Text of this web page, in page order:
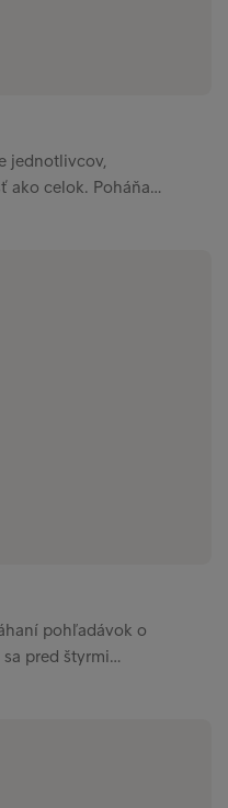
jednotlivcov,
ako celok. Poháňa…
pohľadávok o
pred štyrmi…